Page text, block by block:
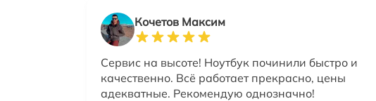
Кочетов Максим
Сервис на высоте! Ноутбук починили быстро и
качественно. Всё работает прекрасно, цены
адекватные. Рекомендую однозначно!